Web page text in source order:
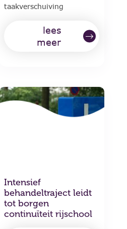
taakverschuiving
lees
meer
Intensief
behandeltraject leidt
tot borgen
continuïteit rijschool